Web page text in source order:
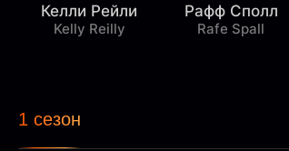
Келли Рейли
Kelly Reilly
Рафф Сполл
Rafe Spall
1 сезон